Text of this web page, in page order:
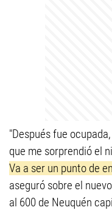
"Después fue
que me sorprendió el
Va a ser un punto de
aseguró sobre el
al 600 de Neuquén